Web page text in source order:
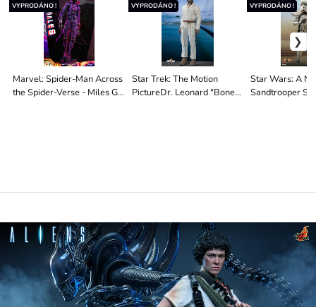
Marvel: Spider-Man Across
the Spider-Verse - Miles G.
VYPRODÁNO !
Star Trek: The Motion
PictureDr. Leonard "Bones"
VYPRODÁNO !
Star Wars: A
Sandtrooper
VYPRODÁNO !